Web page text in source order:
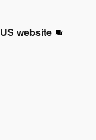
US website